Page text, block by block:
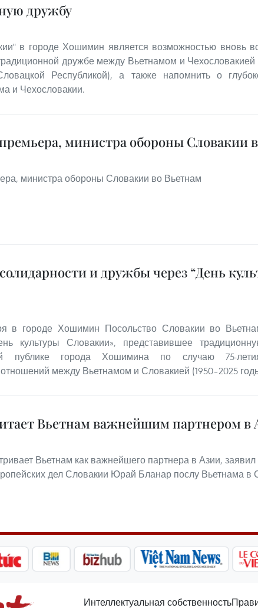
дружбу
в городе Хошимин является возможностью вновь
дружбе между Вьетнамом и
Республикой), а также напомнить о
и Чехословакии.
министра обороны Словакии
министра обороны Словакии во Вьетнам
и дружбы через “День
в городе Хошимин Посольство Словакии во
культуры Словакии», представившее
публике города Хошимина по случаю 75-
между Вьетнамом и Словакией (1950–2025
Вьетнам важнейшим партнером в
Вьетнам как важнейшего партнера в Азии,
дел Словакии Юрай Бланар послу Вьетнама в
Интеллектуальная собственность